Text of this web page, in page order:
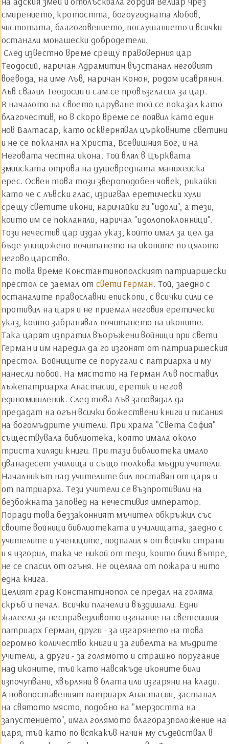
смирението, кротостта, богоугодната любов,
чистотата, благоговението, послушанието и всички
останали монашески добродетели.
След известно време срещу правоверния цар
Теодосий, наричан Адрамитин възстанал неговият
воевода, на име Лъв, наричан Конон, родом исаврянин.
Лъв свалил Теодосий и сам се провъзгласил за цар.
В началото на своето царуване той се показал като
благочестив, но в скоро време се появил като един
нов Валтасар, като осквернявал църковните светини
и не се покланял на Христа, Всевишния Бог, и на
Неговата честна икона. Той влял в Църквата
змийската отрова на душевредната манихейска
ерес. Освен това този звероподобен човек, рикайки
като че с лъвски глас, изригвал еретически хули
срещу светите икони, наричайки ги "идоли", а тези,
които им се покланяли, наричал "идолопоклонници".
Този нечестив цар издал указ, който имал за цел да
бъде унищожено почитането на иконите по цялото
негово царство.
По това време Константинополският патриаршески
престол се заемал от свети Герман. Той, заедно с
останалите православни епископи, с всички сили се
противил на царя и не приемал неговия еретически
указ, който забранявал почитането на иконите.
Така царят изпратил въоръжени войници при свети
Герман и им наредил да го изгонят от патриаршеския
престол. Войниците се поругали с патриарха и му
нанесли побой. На мястото на Герман Лъв поставил
лъжепатриарха Анастасий, еретик и негов
единомишленик. След това Лъв заповядал да
предадат на огън всички божествени книги и писания
на богомъдрите учители. При храма "Света София"
съществувала библиотека, която имала около
триста хиляди книги. При тази библиотека имало
дванадесет училища и също толкова мъдри учители.
Началникът над учителите бил поставян от царя и
от патриарха. Тези учители се възпротивили на
безбожната заповед на нечестивия император.
Поради това беззаконният мъчител обкръжил със
своите войници библиотеката и училищата, заедно с
учителите и учениците, подпалил я от всички страни
и я изгорил, така че никой от тези, които били вътре,
не се спасил от огъня. Не оцеляла от пожара и нито
една книга.
Целият град Константинопол се предал на голяма
скръб и печал. Всички плачели и въздишали. Едни
жалеели за несправедливото изгнание на светейшия
патриарх Герман, други - за изгарянето на това
огромно количество книги и за гибелта на мъдрите
учители, а други - за голямото и страшно поругание
над иконите, тъй като навсякъде иконите били
изпочупвани, хвърляни в блата или изгаряни на клади.
А новопоставеният патриарх Анастасий, застанал
на святото място, подобно на "мерзостта на
запустението", имал голямото благоразположение на
царя, тъй като по всякакъв начин му съдействал в